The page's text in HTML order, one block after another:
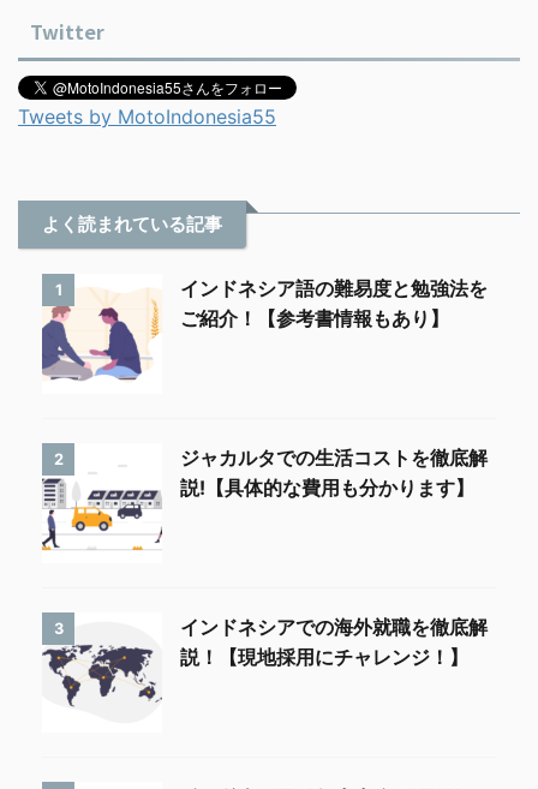
Twitter
Tweets by MotoIndonesia55
よく読まれている記事
1
インドネシア語の難易度と勉強法を
ご紹介！【参考書情報もあり】
2
ジャカルタでの生活コストを徹底解
説!【具体的な費用も分かります】
3
インドネシアでの海外就職を徹底解
説！【現地採用にチャレンジ！】